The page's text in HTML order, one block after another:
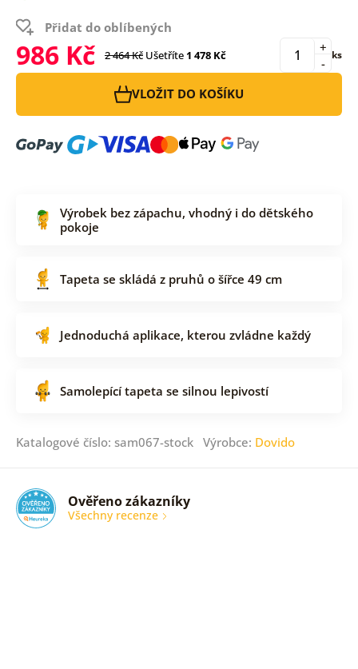
Přidat do oblíbených
986 Kč 2 464 Kč Ušetříte1 478 Kč -
+ ks
VLOŽIT DO KOŠÍKU
Výrobek bez zápachu, vhodný i do dětského
pokoje
Tapeta se skládá z pruhů o šířce 49 cm
Jednoduchá aplikace, kterou zvládne každý
Samolepící tapeta se silnou lepivostí
Katalogové číslo: sam067-stock Výrobce: Dovido
Ověřeno zákazníky
Všechny recenze